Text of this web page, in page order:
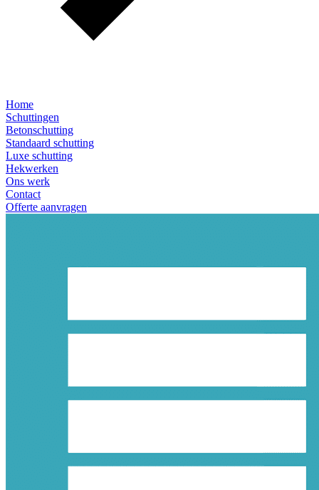
Home
Schuttingen
Betonschutting
Standaard schutting
Luxe schutting
Hekwerken
Ons werk
Contact
Offerte aanvragen